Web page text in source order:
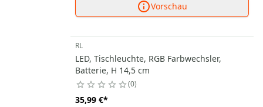
Vorschau
RL
LED, Tischleuchte, RGB Farbwechsler,
Batterie, H 14,5 cm
0
35,99 €*